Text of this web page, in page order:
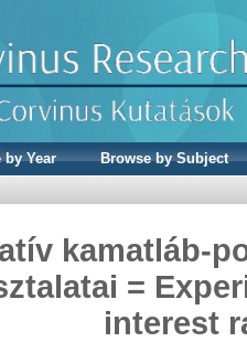
by Year
Browse by Subject
kamatláb-
=
interest